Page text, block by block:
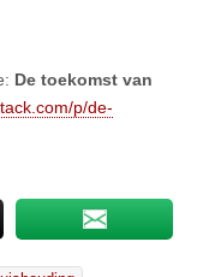
De toekomst van
p/de-